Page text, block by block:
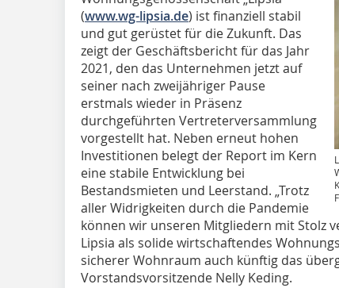
(www.wg-lipsia.de) ist finanziell stabil
und gut gerüstet für die Zukunft. Das
zeigt der Geschäftsbericht für das Jahr
2021, den das Unternehmen jetzt auf
seiner nach zweijähriger Pause
erstmals wieder in Präsenz
durchgeführten Vertreterversammlung
vorgestellt hat. Neben erneut hohen
Investitionen belegt der Report im Kern
eine stabile Entwicklung bei
Bestandsmieten und Leerstand. „Trotz
aller Widrigkeiten durch die Pandemie
können wir unseren Mitgliedern mit Stolz
Lipsia als solide wirtschaftendes
sicherer Wohnraum auch künftig das
Vorstandsvorsitzende Nelly Keding.